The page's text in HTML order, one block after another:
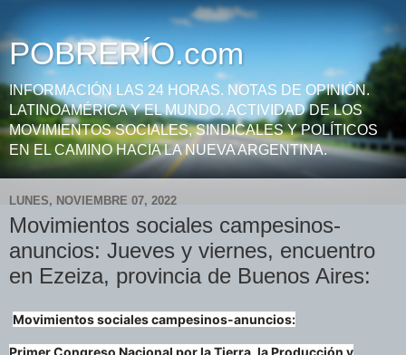
POBRERÍO.com
INFORMACIÓN LAS 24 HORAS. NOTAS DE OPINIÓN.
LATINOAMÉRICA Y EL MUNDO. ACTIVIDAD DE LOS
MOVIMIENTOS SOCIALES, SINDICALES Y POLÍTICOS
EN EL CAMINO HACIA LA NUEVA ARGENTINA.
LUNES, NOVIEMBRE 07, 2022
Movimientos sociales campesinos-
anuncios: Jueves y viernes, encuentro
en Ezeiza, provincia de Buenos Aires:
Movimientos sociales campesinos-anuncios:
Primer Congreso Nacional por la Tierra, la Producción y